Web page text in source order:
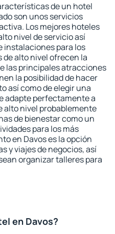
de un hotel
son unos servicios
Los mejores hoteles
nivel de servicio así
instalaciones para los
de alto nivel ofrecen la
las principales atracciones
la posibilidad de hacer
así como de elegir una
adapte perfectamente a
alto nivel probablemente
de bienestar como un
para los más
en Davos es la opción
y viajes de negocios, así
organizar talleres para
en Davos?